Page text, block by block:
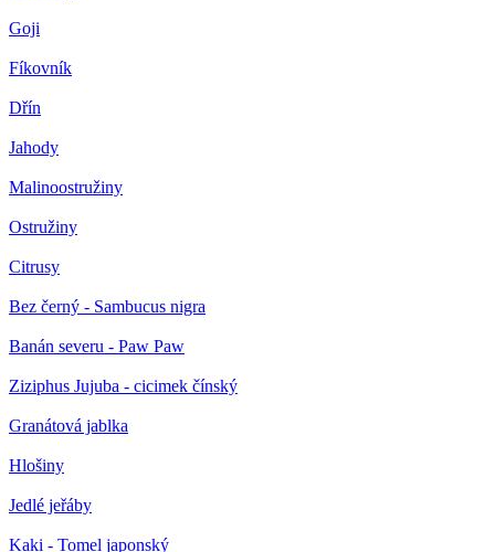
Goji
Fíkovník
Dřín
Jahody
Malinoostružiny
Ostružiny
Citrusy
Bez černý - Sambucus nigra
Banán severu - Paw Paw
Ziziphus Jujuba - cicimek čínský
Granátová jablka
Hlošiny
Jedlé jeřáby
Kaki - Tomel japonský